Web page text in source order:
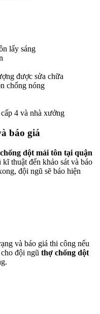
lấy sáng
được sửa chữa
chống nóng
4 và nhà xưởng
báo giá
dột mái tôn tại quận
thuật đến khảo sát và báo
đội ngũ sẽ báo hiện
và báo giá thi công nếu
đội ngũ thợ chống dột